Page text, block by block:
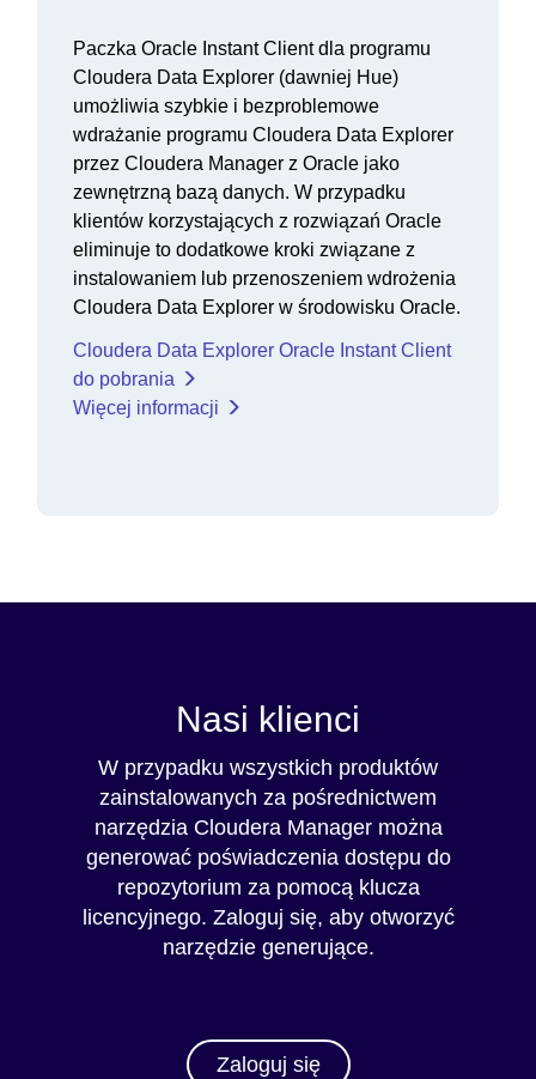
Paczka Oracle Instant Client dla programu
Cloudera Data Explorer (dawniej Hue)
umożliwia szybkie i bezproblemowe
wdrażanie programu Cloudera Data Explorer
przez Cloudera Manager z Oracle jako
zewnętrzną bazą danych. W przypadku
klientów korzystających z rozwiązań Oracle
eliminuje to dodatkowe kroki związane z
instalowaniem lub przenoszeniem wdrożenia
Cloudera Data Explorer w środowisku Oracle.
Cloudera Data Explorer Oracle Instant Client
do pobrania
Więcej informacji
Nasi klienci
W przypadku wszystkich produktów
zainstalowanych za pośrednictwem
narzędzia Cloudera Manager można
generować poświadczenia dostępu do
repozytorium za pomocą klucza
licencyjnego. Zaloguj się, aby otworzyć
narzędzie generujące.
Zaloguj się